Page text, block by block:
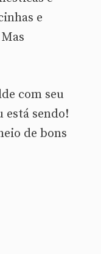
e
com seu
está sendo!
de bons